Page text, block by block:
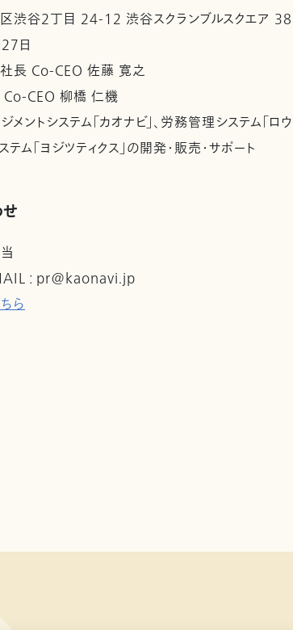
渋谷2丁目 24-12 渋谷スクランブルスクエア
日
長 Co-CEO 佐藤 寛之
CEO 柳橋 仁機
メントシステム「カオナビ」、労務管理システム「ロウ
ム「ヨジツティクス」の開発・販売・サポート
: pr@kaonavi.jp
ら